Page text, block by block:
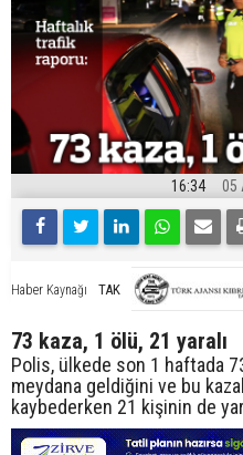
16:34 05
Haber Kaynağı TAK
73 kaza, 1 ölü, 21 yaralı
Polis, ülkede son 1 haftada
meydana geldiğini ve bu
kaybederken 21 kişinin de